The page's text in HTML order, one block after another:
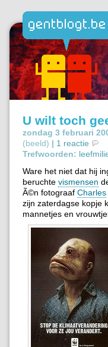
U wilt toch
zondag 3 februari
(beeld) | 1 reactie
Trefwoorden:
Ware het niet dat hij
beruchte vismensen
Ã©n fotograaf Charles
zijn zaterdagse kopje
mannetjes en